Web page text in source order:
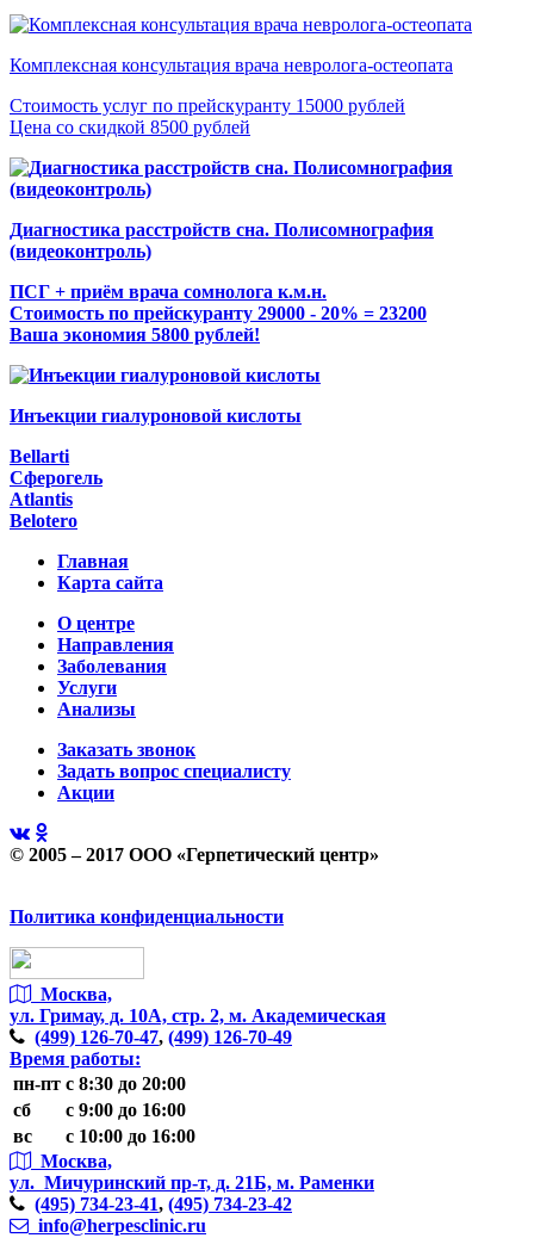
Комплексная консультация врача невролога-остеопата
Стоимость услуг по прейскуранту 15000 рублей
Цена со скидкой 8500 рублей
Диагностика расстройств сна. Полисомнография
(видеоконтроль)
ПСГ + приём врача сомнолога к.м.н.
Стоимость по прейскуранту 29000 - 20% = 23200
Ваша экономия 5800 рублей!
Инъекции гиалуроновой кислоты
Bellarti
Сферогель
Atlantis
Belotero
Главная
Карта сайта
О центре
Направления
Заболевания
Услуги
Анализы
Заказать звонок
Задать вопрос специалисту
Акции
© 2005 – 2017 ООО «Герпетический центр»
Политика конфиденциальности
Москва,
ул. Гримау, д. 10А, стр. 2, м. Академическая
(499) 126-70-47, (499) 126-70-49
Время работы:
пн-пт с 8:30 до 20:00
сб
с 9:00 до 16:00
вс
с 10:00 до 16:00
Москва,
ул. Мичуринский пр-т, д. 21Б, м. Раменки
(495) 734-23-41, (495) 734-23-42
info@herpesclinic.ru